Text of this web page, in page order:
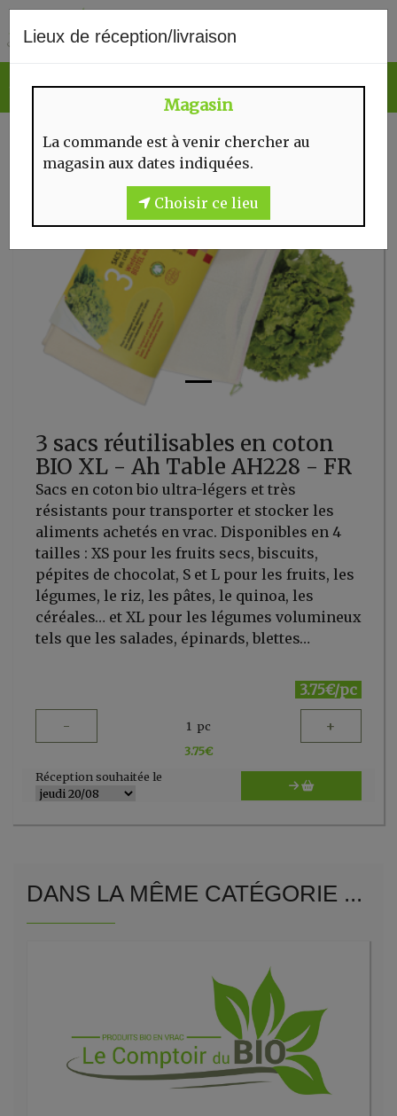
Lieux de réception/livraison
Magasin
La commande est à venir chercher au
magasin aux dates indiquées.
Choisir ce lieu
3 sacs réutilisables en coton
BIO XL - Ah Table AH228 - FR
Sacs en coton bio ultra-légers et très
résistants pour transporter et stocker les
aliments achetés en vrac. Disponibles en 4
tailles : XS pour les fruits secs, biscuits,
pépites de chocolat, S et L pour les fruits, les
légumes, le riz, les pâtes, le quinoa, les
céréales… et XL pour les légumes volumineux
tels que les salades, épinards, blettes…
3.75€/pc
- 1 pc +
3.75€
Réception souhaitée le
DANS LA MÊME CATÉGORIE ...